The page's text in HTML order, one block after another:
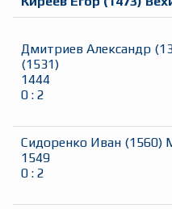
Дмитриев Александр (
(1531)
1444
0 : 2
Сидоренко Иван (1560)
1549
0 : 2